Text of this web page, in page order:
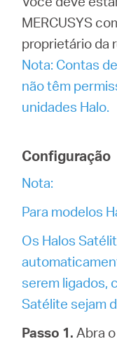
MERCUSYS
proprietário da
Nota: Contas
não têm
unidades Halo.
Configuração
Nota:
Para modelos
Os Halos
serem ligados,
Satélite sejam
Passo 1. Abra